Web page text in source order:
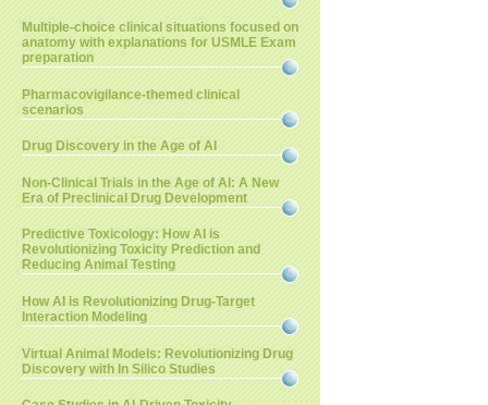
Multiple-choice clinical situations focused on
anatomy with explanations for USMLE Exam
preparation
Pharmacovigilance-themed clinical
scenarios
Drug Discovery in the Age of AI
Non-Clinical Trials in the Age of AI: A New
Era of Preclinical Drug Development
Predictive Toxicology: How AI is
Revolutionizing Toxicity Prediction and
Reducing Animal Testing
How AI is Revolutionizing Drug-Target
Interaction Modeling
Virtual Animal Models: Revolutionizing Drug
Discovery with In Silico Studies